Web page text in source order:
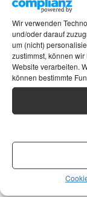
Wir verwenden
und/oder darauf
um (nicht)
zustimmst, können
Website verarbeiten.
können bestimmte
300
Mackern